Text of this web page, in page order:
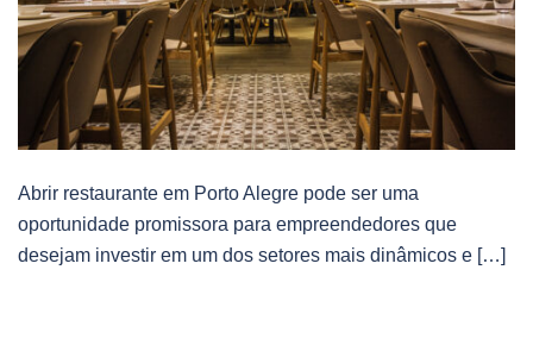
Abrir restaurante em Porto Alegre pode ser uma
oportunidade promissora para empreendedores que
desejam investir em um dos setores mais dinâmicos e […]